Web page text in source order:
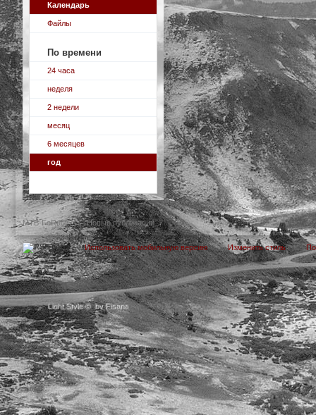
Light Style © by Fisana
Календарь
Файлы
По времени
24 часа
неделя
2 недели
месяц
6 месяцев
год
MTB-FoRuM → Новые публикации
Использовать мобильную версию Изменить стиль